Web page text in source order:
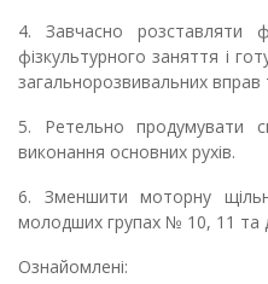
4. Завчасно розставляти
фізкультурного заняття і
загальнорозвивальних вправ
5. Ретельно продумувати
виконання основних рухів.
6. Зменшити моторну
молодших групах № 10, 11 та
Ознайомлені: